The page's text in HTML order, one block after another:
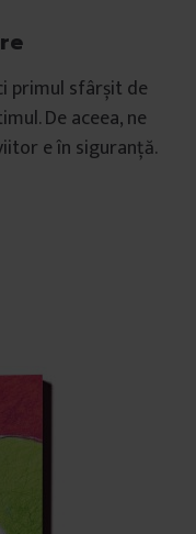
primul sfârșit de
De aceea, ne
e în siguranță.